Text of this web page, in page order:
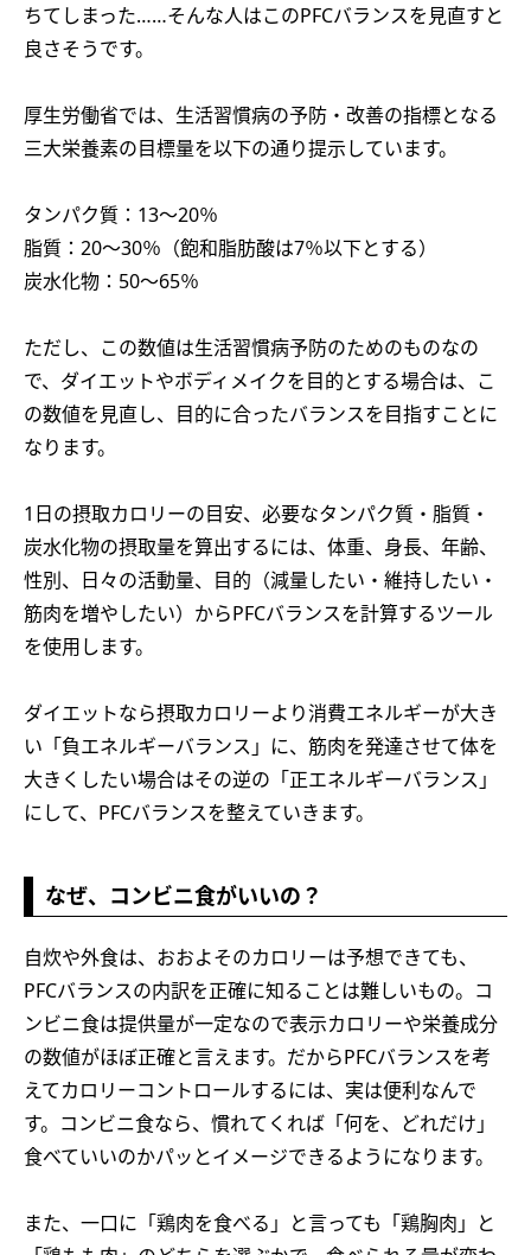
ちてしまった……そんな人はこのPFCバランスを見直すと
良さそうです。
厚生労働省では、生活習慣病の予防・改善の指標となる
三大栄養素の目標量を以下の通り提示しています。
タンパク質：13～20％
脂質：20～30％（飽和脂肪酸は7％以下とする）
炭水化物：50～65％
ただし、この数値は生活習慣病予防のためのものなの
で、ダイエットやボディメイクを目的とする場合は、こ
の数値を見直し、目的に合ったバランスを目指すことに
なります。
1日の摂取カロリーの目安、必要なタンパク質・脂質・
炭水化物の摂取量を算出するには、体重、身長、年齢、
性別、日々の活動量、目的（減量したい・維持したい・
筋肉を増やしたい）からPFCバランスを計算するツール
を使用します。
ダイエットなら摂取カロリーより消費エネルギーが大き
い「負エネルギーバランス」に、筋肉を発達させて体を
大きくしたい場合はその逆の「正エネルギーバランス」
にして、PFCバランスを整えていきます。
なぜ、コンビニ食がいいの？
自炊や外食は、おおよそのカロリーは予想できても、
PFCバランスの内訳を正確に知ることは難しいもの。コ
ンビニ食は提供量が一定なので表示カロリーや栄養成分
の数値がほぼ正確と言えます。だからPFCバランスを考
えてカロリーコントロールするには、実は便利なんで
す。コンビニ食なら、慣れてくれば「何を、どれだけ」
食べていいのかパッとイメージできるようになります。
また、一口に「鶏肉を食べる」と言っても「鶏胸肉」と